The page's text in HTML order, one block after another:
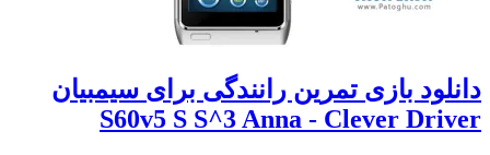
دانلود بازی تمرین رانندگی برای سیمبیان
S60v5 S S^3 Anna - Clever Driver